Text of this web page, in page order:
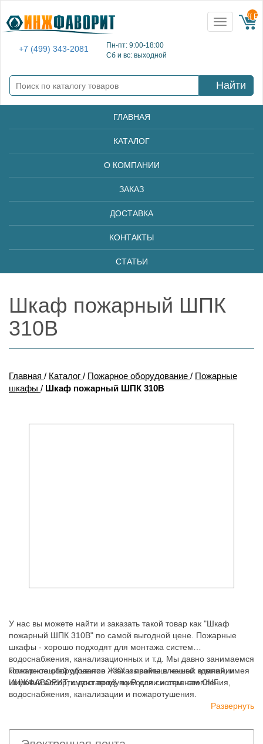
+7 (499) 343-2081
Пн-пт: 9:00-18:00
Сб и вс: выходной
Toggle
navigation
{{
Найти
ГЛАВНАЯ
КАТАЛОГ
О КОМПАНИИ
ЗАКАЗ
ДОСТАВКА
КОНТАКТЫ
СТАТЬИ
Шкаф пожарный ШПК
310В
Главная / Каталог / Пожарное оборудование / Пожарные
шкафы / Шкаф пожарный ШПК 310В
У нас вы можете найти и заказать такой товар как "Шкаф
пожарный ШПК 310В" по самой выгодной цене. Пожарные
шкафы - хорошо подходят для монтажа систем
водоснабжения, канализационных и т.д. Мы давно занимаемся
комплектацией объектов ЖКХ и промышленных зданий, имея
широкий ассортимент продукции для систем: отопления,
водоснабжения, канализации и пожаротушения.
Пожарное оборудование - заказывайте в нашей компании
ИНЖФАВОРИТ, с доставкой по России и странам СНГ.
Развернуть